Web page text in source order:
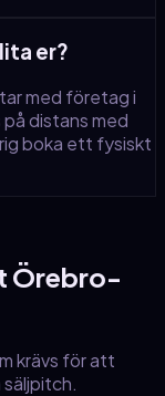
er?
med företag i
distans med
boka ett fysiskt
Örebro-
krävs för att